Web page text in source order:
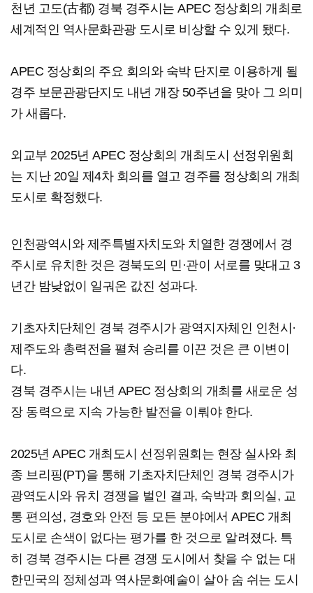
천년 고도(古都) 경북 경주시는 APEC 정상회의 개최로
세계적인 역사문화관광 도시로 비상할 수 있게 됐다.
APEC 정상회의 주요 회의와 숙박 단지로 이용하게 될
경주 보문관광단지도 내년 개장 50주년을 맞아 그 의미
가 새롭다.
외교부 2025년 APEC 정상회의 개최도시 선정위원회
는 지난 20일 제4차 회의를 열고 경주를 정상회의 개최
도시로 확정했다.
인천광역시와 제주특별자치도와 치열한 경쟁에서 경
주시로 유치한 것은 경북도의 민·관이 서로를 맞대고 3
년간 밤낮없이 일궈온 값진 성과다.
기초자치단체인 경북 경주시가 광역지자체인 인천시·
제주도와 총력전을 펼쳐 승리를 이끈 것은 큰 이변이
다.
경북 경주시는 내년 APEC 정상회의 개최를 새로운 성
장 동력으로 지속 가능한 발전을 이뤄야 한다.
2025년 APEC 개최도시 선정위원회는 현장 실사와 최
종 브리핑(PT)을 통해 기초자치단체인 경북 경주시가
광역도시와 유치 경쟁을 벌인 결과, 숙박과 회의실, 교
통 편의성, 경호와 안전 등 모든 분야에서 APEC 개최
도시로 손색이 없다는 평가를 한 것으로 알려졌다. 특
히 경북 경주시는 다른 경쟁 도시에서 찾을 수 없는 대
한민국의 정체성과 역사문화예술이 살아 숨 쉬는 도시